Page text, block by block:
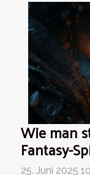
Wie man
Fantasy-
25. Juni 2025